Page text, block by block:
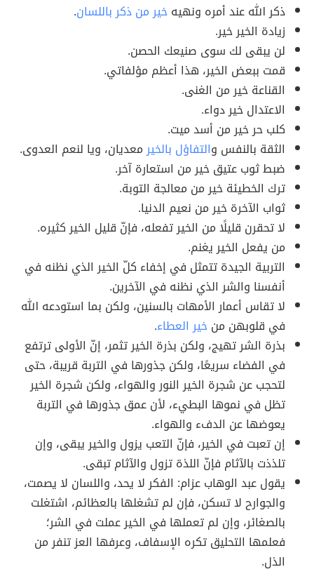
ذكر الله عند أمره ونهيهخير من ذكر باللسان.
زيادة الخير خير.
لن يبقى لك سوى صنيعك الحصن.
قمت ببعض الخير، هذا أعظم مؤلفاتي.
القناعة خير من الغنى.
الاعتدال خير دواء.
كلب حر خير من أسد ميت.
الثقة بالنفس والتفاؤل بالخيرمعديان، ويا لنعم العدوى.
ضبط ثوب عتيق خير من استعارة آخر.
ترك الخطيئة خير من معالجة التوبة.
ثواب الآخرة خير من نعيم الدنيا.
لا تحقرن قليلًا من الخير تفعله، فإنّ قليل الخير كثيره.
من يفعل الخير يغنم.
التربية الجيدة تتمثل في إخفاء كلّ الخير الذي نظنه في
أنفسنا والشر الذي نظنه في الآخرين.
لا تقاس أعمار الأمهات بالسنين، ولكن بما استودعه الله
في قلوبهن منخير العطاء.
بذرة الشر تهيج، ولكن بذرة الخير تثمر، إنّ الأولى ترتفع
في الفضاء سريعًا، ولكن جذورها في التربة قريبة، حتى
لتحجب عن شجرة الخير النور والهواء، ولكن شجرة الخير
تظل في نموها البطيء، لأن عمق جذورها في التربة
يعوضها عن الدفء والهواء.
إن تعبت في الخير، فإنّ التعب يزول والخير يبقى، وإن
تلذذت بالآثام فإنّ اللذة تزول والآثام تبقى.
يقول عبد الوهاب عزام: الفكر لا يحد، واللسان لا يصمت،
والجوارح لا تسكن، فإن لم تشغلها بالعظائم، اشتغلت
بالصغائر، وإن لم تعملها في الخير عملت في الشر؛
فعلمها التحليق تكره الإسفاف، وعرفها العز تنفر من
الذل.